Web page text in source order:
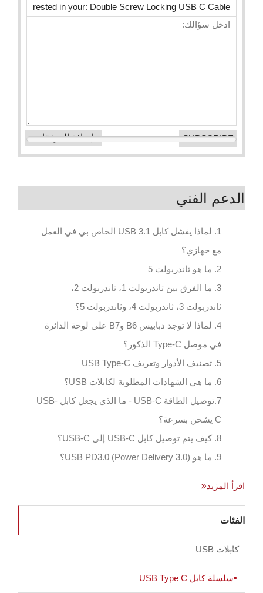
إضافة المرفقات
الدعم الفني
1. لماذا يفشل كابل USB 3.1 الخاص بي في العمل
مع جهازي؟
2. ما هو ثاندربولت 5
3. ما الفرق بين ثاندربولت 1، ثاندربولت 2،
ثاندربولت 3، ثاندربولت 4، وثاندربولت 5؟
4. لماذا لا توجد دبابيس B6 وB7 على لوحة الدائرة
في موصل Type-C الذكور؟
5. تصنيف الأدوار وتعريف USB Type-C
6. ما هي الشهادات المطلوبة لكابلات USB؟
7.توصيل الطاقة USB-C - ما الذي يجعل كابل USB-
C يشحن بسرعة؟
8. كيف يتم توصيل كابل USB-C إلى USB-C؟
9. ما هو USB PD3.0 (Power Delivery 3.0)؟
اقرأ المزيد
الفئات
كابلات USB
سلسلة كابل USB Type C